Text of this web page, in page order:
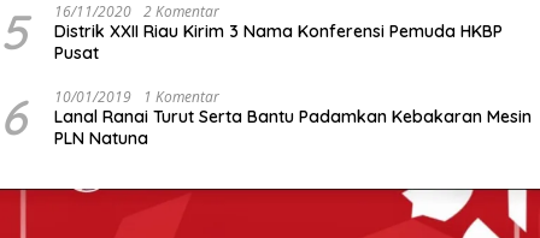
5 16/11/2020 2 Komentar
Distrik XXII Riau Kirim 3 Nama Konferensi Pemuda HKBP
Pusat
6 10/01/2019 1 Komentar
Lanal Ranai Turut Serta Bantu Padamkan Kebakaran Mesin
PLN Natuna